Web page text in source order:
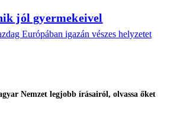
jól gyermekeivel
Európában igazán vészes helyzetet
Nemzet legjobb írásairól, olvassa őket